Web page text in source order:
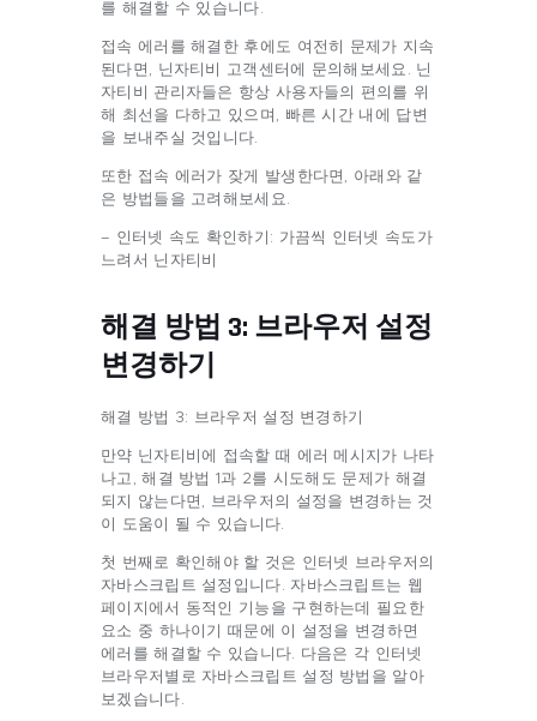
를 해결할 수 있습니다.
접속 에러를 해결한 후에도 여전히 문제가 지속
된다면, 닌자티비 고객센터에 문의해보세요. 닌
자티비 관리자들은 항상 사용자들의 편의를 위
해 최선을 다하고 있으며, 빠른 시간 내에 답변
을 보내주실 것입니다.
또한 접속 에러가 잦게 발생한다면, 아래와 같
은 방법들을 고려해보세요.
– 인터넷 속도 확인하기: 가끔씩 인터넷 속도가
느려서 닌자티비
해결 방법 3: 브라우저 설정
변경하기
해결 방법 3: 브라우저 설정 변경하기
만약 닌자티비에 접속할 때 에러 메시지가 나타
나고, 해결 방법 1과 2를 시도해도 문제가 해결
되지 않는다면, 브라우저의 설정을 변경하는 것
이 도움이 될 수 있습니다.
첫 번째로 확인해야 할 것은 인터넷 브라우저의
자바스크립트 설정입니다. 자바스크립트는 웹
페이지에서 동적인 기능을 구현하는데 필요한
요소 중 하나이기 때문에 이 설정을 변경하면
에러를 해결할 수 있습니다. 다음은 각 인터넷
브라우저별로 자바스크립트 설정 방법을 알아
보겠습니다.